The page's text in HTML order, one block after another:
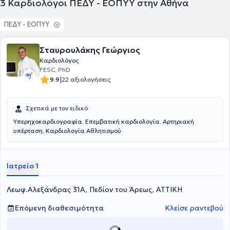
3 Καρδιολόγοι ΠΕΔΥ - ΕΟΠΥΥ στην Αθήνα
ΠΕΔΥ - ΕΟΠΥΥ
Σταυρουλάκης Γεώργιος
Καρδιολόγος
FESC, PhD
9.9|22 αξιολογήσεις
Σχετικά με τον ειδικό
Υπερηχοκαρδιογραφία. Επεμβατική καρδιολογία. Αρτηριακή
υπέρταση. Καρδιολογία Αθλητισμού
Ιατρείο 1
Λεωφ.Αλεξάνδρας 31Α, Πεδίον του Άρεως, ΑΤΤΙΚΗ
Επόμενη διαθεσιμότητα
Κλείσε ραντεβού